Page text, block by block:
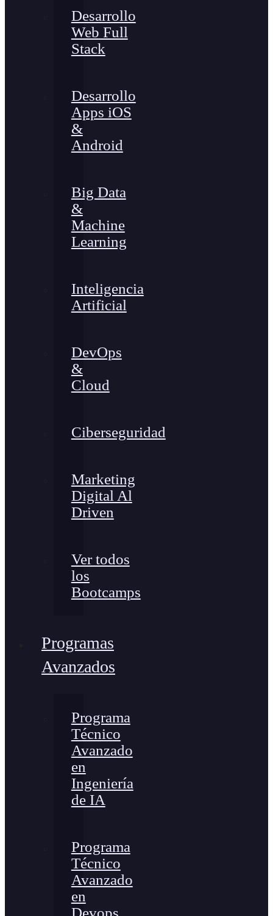
Desarrollo
Web Full
Stack
Desarrollo
Apps iOS
&
Android
Big Data
&
Machine
Learning
Inteligencia
Artificial
DevOps
&
Cloud
Ciberseguridad
Marketing
Digital Al
Driven
Ver todos
los
Bootcamps
Programas
Avanzados
Programa
Técnico
Avanzado
en
Ingeniería
de IA
Programa
Técnico
Avanzado
en
Devops